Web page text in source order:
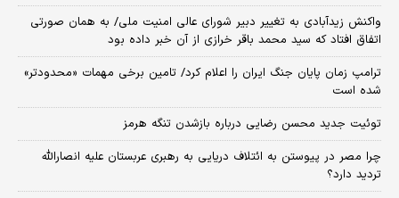
واکنش زیدآبادی به تغییر دبیر شورای عالی امنیت ملی/ به همان صورتی
اتفاق افتاد که سید محمد باقر خرازی از آن خبر داده بود
ترامپ زمان پایان جنگ ایران را اعلام کرد/ تامین برخی مهمات «محدودتر»
شده است
توئیت جدید محسن رضایی درباره بازشدن تنگه هرمز
چرا مصر در پیوستن به ائتلاف دریایی به رهبری عربستان علیه انصارالله
تردید دارد؟